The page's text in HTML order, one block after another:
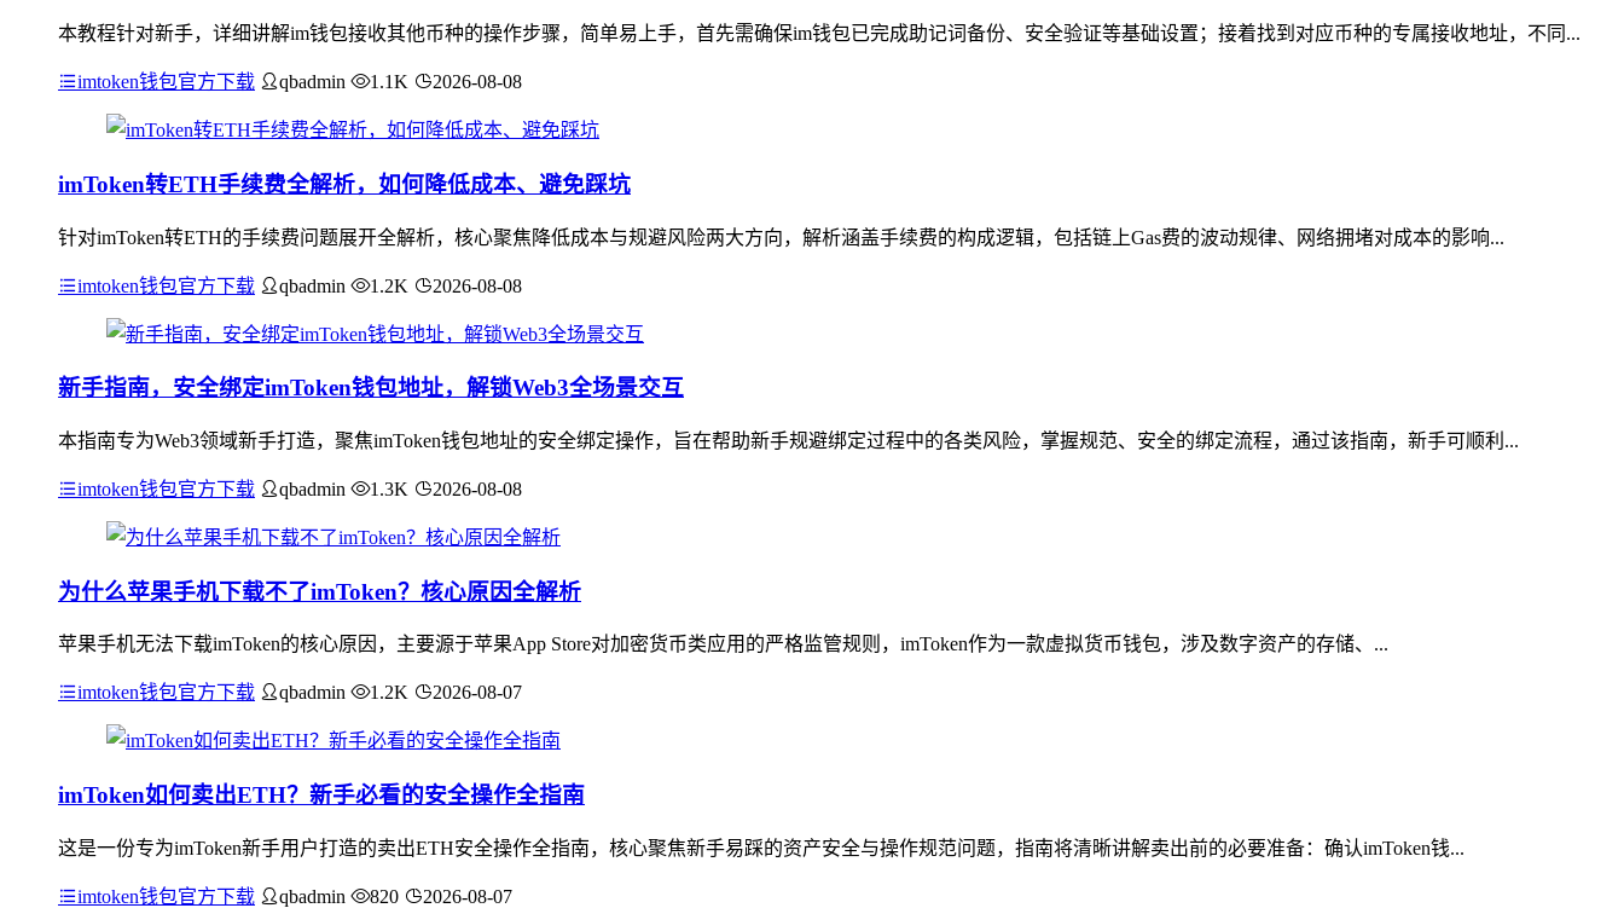
本教程针对新手，详细讲解im钱包接收其他币种的操作步骤，简单易上手，首先需确保im钱包已完成助记词备份、安全验证等基础设置；接着找到对应币种的专属接收地址，不同...
imtoken钱包官方下载 qbadmin 1.1K 2026-08-08
imToken转ETH手续费全解析，如何降低成本、避免踩坑
针对imToken转ETH的手续费问题展开全解析，核心聚焦降低成本与规避风险两大方向，解析涵盖手续费的构成逻辑，包括链上Gas费的波动规律、网络拥堵对成本的影响...
imtoken钱包官方下载 qbadmin 1.2K 2026-08-08
新手指南，安全绑定imToken钱包地址，解锁Web3全场景交互
本指南专为Web3领域新手打造，聚焦imToken钱包地址的安全绑定操作，旨在帮助新手规避绑定过程中的各类风险，掌握规范、安全的绑定流程，通过该指南，新手可顺利...
imtoken钱包官方下载 qbadmin 1.3K 2026-08-08
为什么苹果手机下载不了imToken？核心原因全解析
苹果手机无法下载imToken的核心原因，主要源于苹果App Store对加密货币类应用的严格监管规则，imToken作为一款虚拟货币钱包，涉及数字资产的存储、...
imtoken钱包官方下载 qbadmin 1.2K 2026-08-07
imToken如何卖出ETH？新手必看的安全操作全指南
这是一份专为imToken新手用户打造的卖出ETH安全操作全指南，核心聚焦新手易踩的资产安全与操作规范问题，指南将清晰讲解卖出前的必要准备：确认imToken钱...
imtoken钱包官方下载 qbadmin 820 2026-08-07